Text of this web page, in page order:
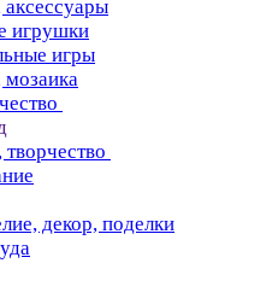
игрушки
игры
декор, поделки